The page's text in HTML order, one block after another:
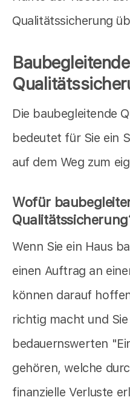
Qualitätssicherung
Baubegleitende
Die baubegleitende
bedeutet für Sie ein
auf dem Weg zum
Wofür
Wenn Sie ein Haus
einen Auftrag an
können darauf
richtig macht und
bedauernswerten
gehören, welche
finanzielle Verluste